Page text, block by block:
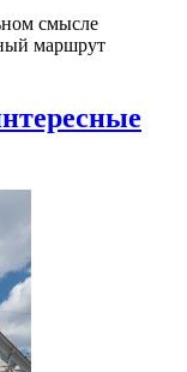
смысле
маршрут